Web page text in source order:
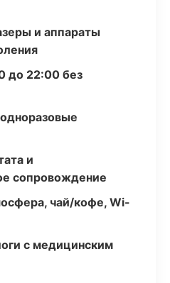
и аппараты
до 22:00 без
и
сопровождение
чай/кофе, Wi-
с медицинским